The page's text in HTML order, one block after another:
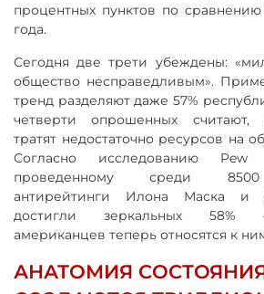
процентных пунктов по
года.
Сегодня две трети убеждены:
общество несправедливым».
тренд разделяют даже 57%
четверти опрошенных считают,
тратят недостаточно ресурсов на
Согласно исследованию Pew
проведенному среди 8500
антирейтинги Илона Маска и
достигли зеркальных 58%
американцев теперь относятся к
АНАТОМИЯ